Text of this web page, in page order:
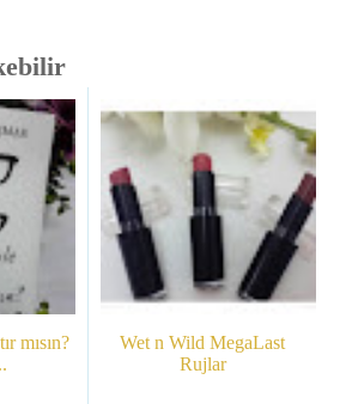
mısın?
Wet n Wild MegaLast
Rujlar